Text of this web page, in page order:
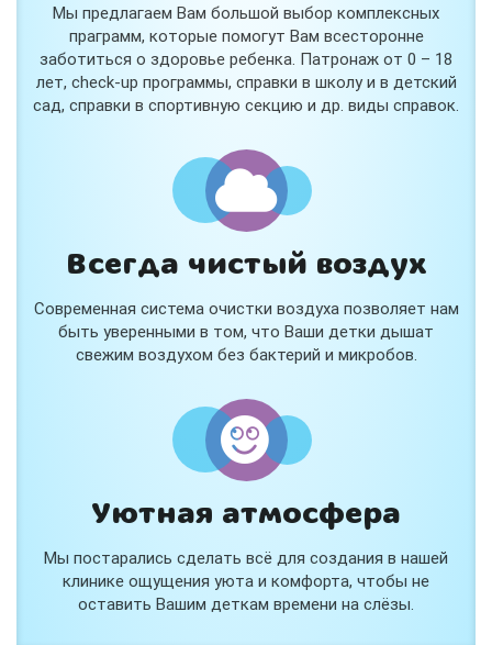
Мы предлагаем Вам большой выбор комплексных
праграмм, которые помогут Вам всесторонне
заботиться о здоровье ребенка. Патронаж от 0 – 18
лет, check-up программы, справки в школу и в детский
сад, справки в спортивную секцию и др. виды справок.
Всегда чистый воздух
Современная система очистки воздуха позволяет нам
быть уверенными в том, что Ваши детки дышат
свежим воздухом без бактерий и микробов.
Уютная атмосфера
Мы постарались сделать всё для создания в нашей
клинике ощущения уюта и комфорта, чтобы не
оставить Вашим деткам времени на слёзы.